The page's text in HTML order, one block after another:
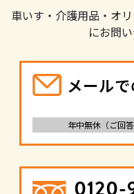
車いす・介護用品・オ
にお問
メール
年中無休（ご回